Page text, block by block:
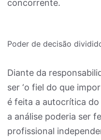
concorrente.
Poder de decisão
Diante da
ser ‘o fiel do que
é feita a autocrítica
a análise poderia ser
profissional